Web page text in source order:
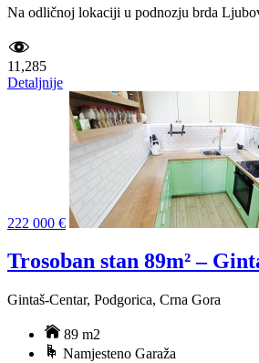
Na odličnoj lokaciji u podnozju brda
11,285
Detaljnije
222 000 €
Trosoban stan 89m² –
Gintaš-Centar, Podgorica, Crna Gora
89 m2
Namjesteno Garaža